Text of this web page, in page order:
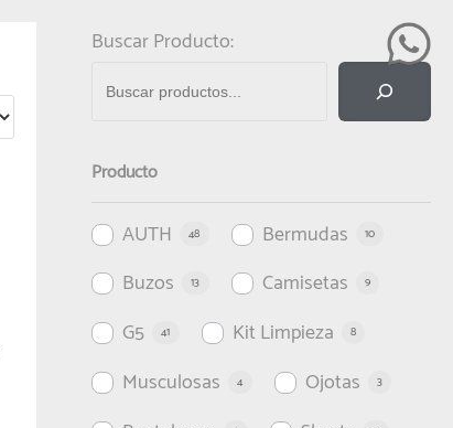
Buscar Producto:
Producto
AUTH 48 Bermudas 10
Buzos 13 Camisetas 9
G5 41 Kit Limpieza 8
Musculosas 4 Ojotas 3